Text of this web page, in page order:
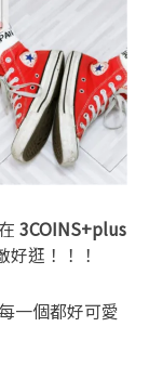
3COINS+plus
逛！！！
一個都好可愛